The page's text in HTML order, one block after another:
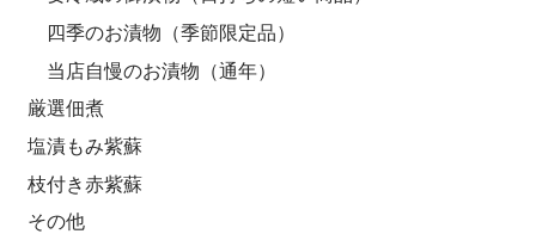
四季のお漬物（季節限定品）
当店自慢のお漬物（通年）
厳選佃煮
塩漬もみ紫蘇
枝付き赤紫蘇
その他